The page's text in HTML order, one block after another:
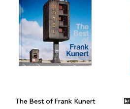
The Best of Frank Kunert